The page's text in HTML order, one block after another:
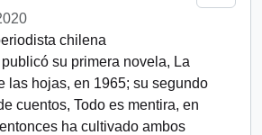
chilena
su primera novela, La
las hojas, en 1965; su segundo
cuentos, Todo es mentira, en
ha cultivado ambos